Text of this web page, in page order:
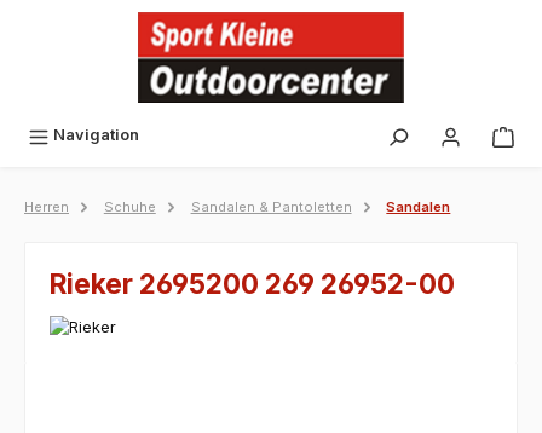
Navigation
Herren Schuhe Sandalen & Pantoletten Sandalen
Rieker 2695200 269 26952-00